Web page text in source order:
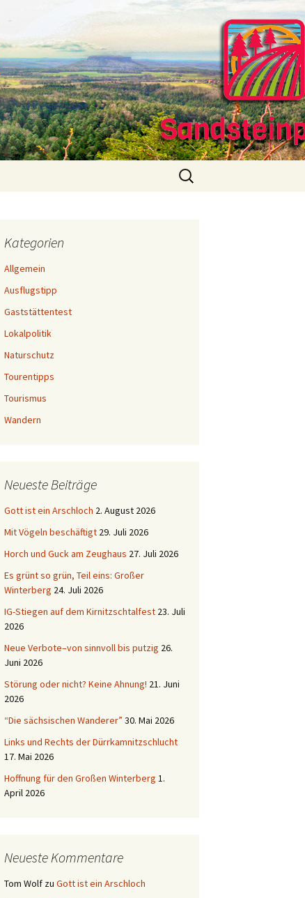
Suchen
nach:
Kategorien
Allgemein
Ausflugstipp
Gaststättentest
Lokalpolitik
Naturschutz
Tourentipps
Tourismus
Wandern
Neueste Beiträge
Gott ist ein Arschloch 2. August 2026
Mit Vögeln beschäftigt 29. Juli 2026
Horch und Guck am Zeughaus 27. Juli 2026
Es grünt so grün, Teil eins: Großer
Winterberg 24. Juli 2026
IG-Stiegen auf dem Kirnitzschtalfest 23. Juli
2026
Neue Verbote–von sinnvoll bis putzig 26.
Juni 2026
Störung oder nicht? Keine Ahnung! 21. Juni
2026
“Die sächsischen Wanderer” 30. Mai 2026
Links und Rechts der Dürrkamnitzschlucht
17. Mai 2026
Hoffnung für den Großen Winterberg 1.
April 2026
Neueste Kommentare
Tom Wolf zu Gott ist ein Arschloch